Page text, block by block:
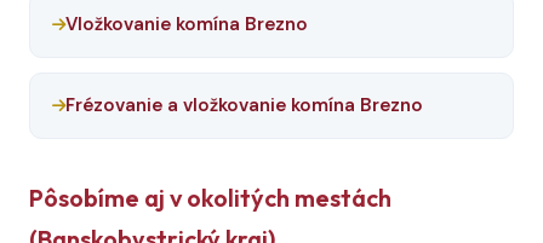
Vložkovanie komína Brezno
Frézovanie a vložkovanie komína Brezno
Pôsobíme aj v okolitých mestách